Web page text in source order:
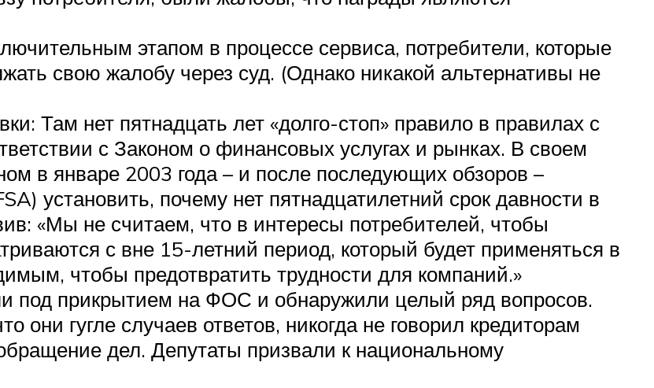
этапом в процессе сервиса, потребители, которые
свою жалобу через суд. (Однако никакой альтернативы не
Там нет пятнадцать лет «долго-стоп» правило в правилах с
с Законом о финансовых услугах и рынках. В своем
в январе 2003 года – и после последующих обзоров –
установить, почему нет пятнадцатилетний срок давности в
«Мы не считаем, что в интересы потребителей, чтобы
с вне 15-летний период, который будет применяться в
чтобы предотвратить трудности для компаний.»
под прикрытием на ФОС и обнаружили целый ряд вопросов.
гугле случаев ответов, никогда не говорил кредиторам
дел. Депутаты призвали к национальному